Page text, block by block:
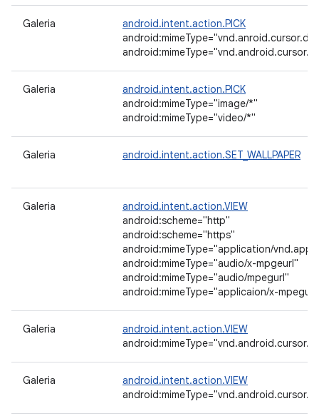
Galeria
android.intent.action.PICK
Galeria
android.intent.action.PICK
android:mimeType="image/*"
android:mimeType="video/*"
Galeria android.intent.action.SET_WALLPAPER
Galeria
android.intent.action.VIEW
android:scheme="http"
android:scheme="https"
android:mimeType="application/
android:mimeType="audio/x-mpgeurl"
android:mimeType="audio/mpegurl"
android:mimeType="applicaion/x-
Galeria
android.intent.action.VIEW
Galeria
android.intent.action.VIEW